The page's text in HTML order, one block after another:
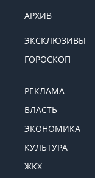
АРХИВ
ЭКСКЛЮЗИВЫ
ГОРОСКОП
РЕКЛАМА
ВЛАСТЬ
ЭКОНОМИКА
КУЛЬТУРА
ЖКХ